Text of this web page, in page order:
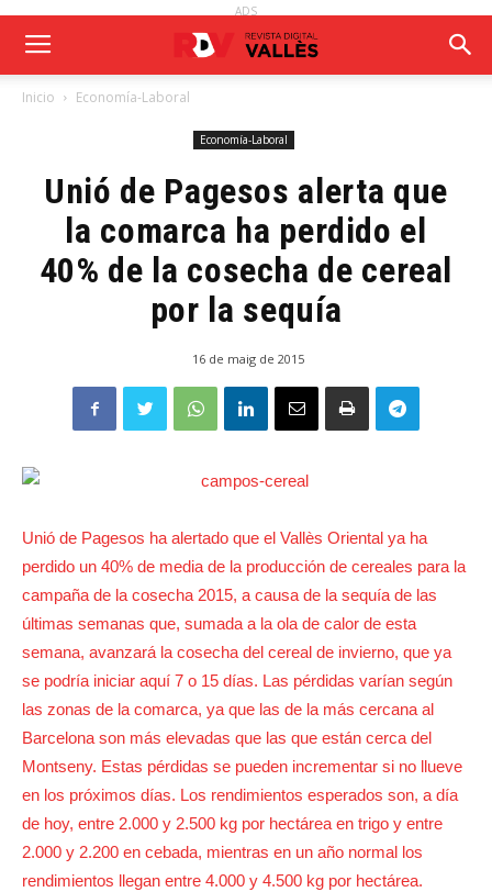
ADS
Inicio Economía-Laboral
Economía-Laboral
Unió de Pagesos alerta que
la comarca ha perdido el
40% de la cosecha de cereal
por la sequía
16 de maig de 2015
Unió de Pagesos ha alertado que el Vallès Oriental ya ha
perdido un 40% de media de la producción de cereales para la
campaña de la cosecha 2015, a causa de la sequía de las
últimas semanas que, sumada a la ola de calor de esta
semana, avanzará la cosecha del cereal de invierno, que ya
se podría iniciar aquí 7 o 15 días. Las pérdidas varían según
las zonas de la comarca, ya que las de la más cercana al
Barcelona son más elevadas que las que están cerca del
Montseny. Estas pérdidas se pueden incrementar si no llueve
en los próximos días. Los rendimientos esperados son, a día
de hoy, entre 2.000 y 2.500 kg por hectárea en trigo y entre
2.000 y 2.200 en cebada, mientras en un año normal los
rendimientos llegan entre 4.000 y 4.500 kg por hectárea.